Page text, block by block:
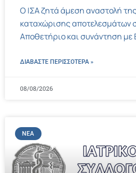
Ο ΙΣΑ ζητά άμεση αναστολή
καταχώρισης αποτελεσμάτων
Αποθετήριο και συνάντηση με
ΔΙΑΒΑΣΤΕ ΠΕΡΙΣΣΌΤΕΡΑ »
08/08/2026
ΝΈΑ